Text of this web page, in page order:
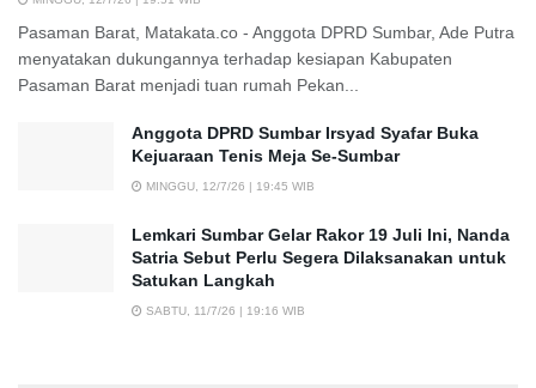
Pasaman Barat, Matakata.co - Anggota DPRD Sumbar, Ade Putra
menyatakan dukungannya terhadap kesiapan Kabupaten
Pasaman Barat menjadi tuan rumah Pekan...
Anggota DPRD Sumbar Irsyad Syafar Buka
Kejuaraan Tenis Meja Se-Sumbar
MINGGU, 12/7/26 | 19:45 WIB
Lemkari Sumbar Gelar Rakor 19 Juli Ini, Nanda
Satria Sebut Perlu Segera Dilaksanakan untuk
Satukan Langkah
SABTU, 11/7/26 | 19:16 WIB